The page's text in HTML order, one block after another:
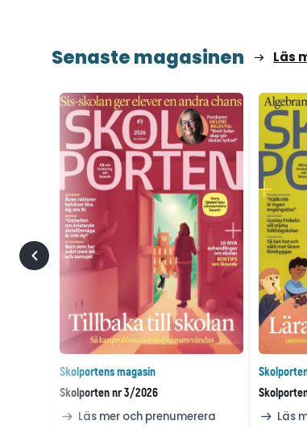
Senaste magasinen Läs
Skolportens magasin
Skolporten nr 3/2026
Läs mer och prenumerera
Läs